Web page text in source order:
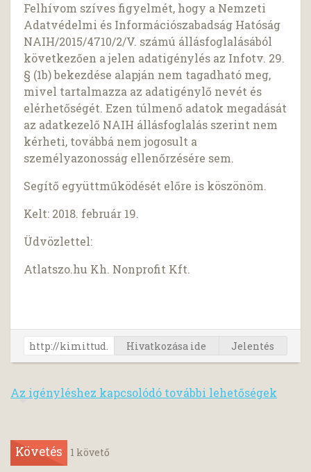
Felhívom szíves figyelmét, hogy a Nemzeti
Adatvédelmi és Információszabadság Hatóság
NAIH/2015/4710/2/V. számú állásfoglalásából
következően a jelen adatigénylés az Infotv. 29.
§ (1b) bekezdése alapján nem tagadható meg,
mivel tartalmazza az adatigénylő nevét és
elérhetőségét. Ezen túlmenő adatok megadását
az adatkezelő NAIH állásfoglalás szerint nem
kérheti, továbbá nem jogosult a
személyazonosság ellenőrzésére sem.
Segítő együttműködését előre is köszönöm.
Kelt: 2018. február 19.
Üdvözlettel:
Atlatszo.hu Kh. Nonprofit Kft.
Hivatkozása ide Jelentés
Az igényléshez kapcsolódó további lehetőségek
Követés 1 követő